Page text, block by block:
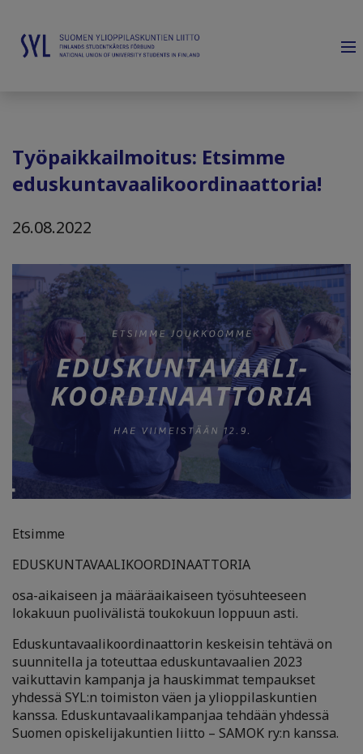
Työpaikkailmoitus: Etsimme
eduskuntavaalikoordinaattoria!
26.08.2022
Etsimme
EDUSKUNTAVAALIKOORDINAATTORIA
osa-aikaiseen ja määräaikaiseen työsuhteeseen
lokakuun puolivälistä toukokuun loppuun asti.
Eduskuntavaalikoordinaattorin keskeisin tehtävä on
suunnitella ja toteuttaa eduskuntavaalien 2023
vaikuttavin kampanja ja hauskimmat tempaukset
yhdessä SYL:n toimiston väen ja ylioppilaskuntien
kanssa. Eduskuntavaalikampanjaa tehdään yhdessä
Suomen opiskelijakuntien liitto – SAMOK ry:n kanssa.